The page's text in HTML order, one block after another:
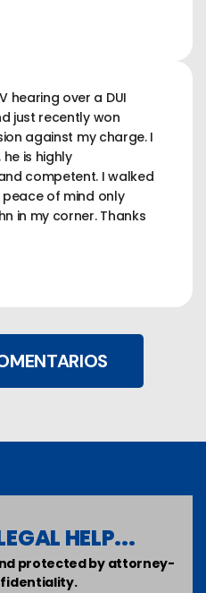
hearing over a DUI
just recently won
against my charge. I
is highly
competent. I walked
of mind only
in my corner. Thanks
HELP...
protected by attorney-